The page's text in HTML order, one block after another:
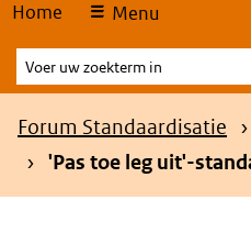
Home Menu
Voer
uw
zoekterm
Kruimelpad
Forum Standaardisatie
'Pas toe leg uit'-